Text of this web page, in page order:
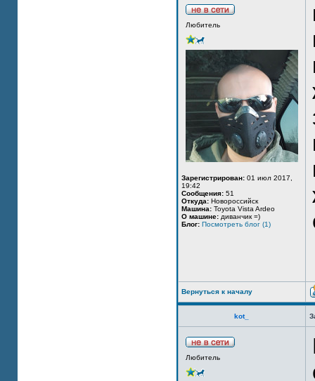
Любитель
Зарегистрирован: 01 июл 2017,
19:42
Сообщения: 51
Откуда: Новороссийск
Машина: Toyota Vista Ardeo
О машине: диванчик =)
Блог: Посмотреть блог (1)
Вернуться к началу
kot_
Любитель